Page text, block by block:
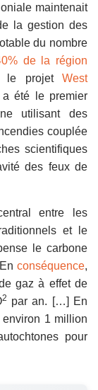
maintenait
la gestion des
du nombre
de la région
le projet West
été le premier
utilisant des
couplée
scientifiques
des feux de
entre les
et le
le carbone
conséquence,
gaz à effet de
2 par an. […] En
1 million
pour